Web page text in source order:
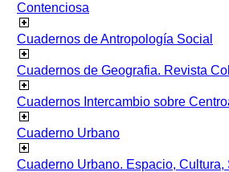
Contenciosa
Cuadernos de Antropología Social
Cuadernos de Geografia. Revista
Cuadernos Intercambio sobre
Cuaderno Urbano
Cuaderno Urbano. Espacio, Cultura,